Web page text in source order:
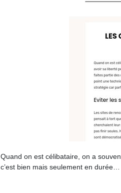
Quand on est célibataire, on a
c’est bien mais seulement en durée…